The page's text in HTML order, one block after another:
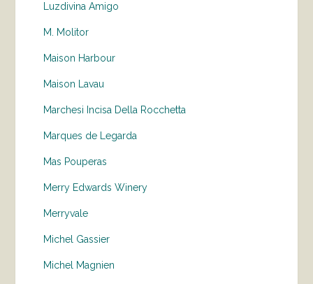
Luzdivina Amigo
M. Molitor
Maison Harbour
Maison Lavau
Marchesi Incisa Della Rocchetta
Marques de Legarda
Mas Pouperas
Merry Edwards Winery
Merryvale
Michel Gassier
Michel Magnien